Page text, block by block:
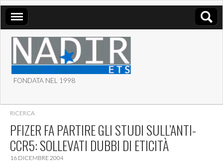
ASSOCIAZIONE NADIR
ETS
FONDATA NEL 1998
RICERCA
PFIZER FA PARTIRE GLI STUDI SULL’ANTI-
CCR5: SOLLEVATI DUBBI DI ETICITÀ
16 DICEMBRE 2004